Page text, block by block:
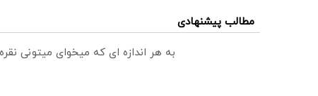
مطالب پیشنهادی
به هر اندازه ای که میخوای میتونی